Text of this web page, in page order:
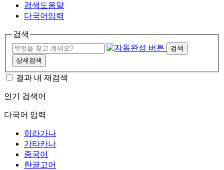
검색도움말
다국어입력
검색
검색
상세검색
결과 내 재검색
인기 검색어
다국어 입력
히라가나
가타카나
중국어
한글고어